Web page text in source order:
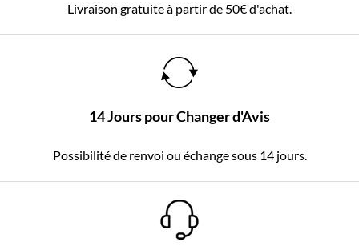
Livraison gratuite à partir de 50€ d'achat.
14 Jours pour Changer d'Avis
Possibilité de renvoi ou échange sous 14 jours.